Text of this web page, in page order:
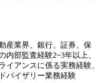
産業界、銀行、証券、保
内部監査経験2~3年以上、
イアンスに係る実務経験、
バイザリー業務経験